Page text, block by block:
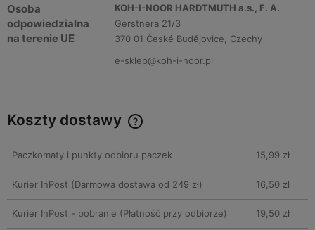
Osoba
odpowiedzialna
na terenie UE
KOH-I-NOOR HARDTMUTH a.s., F. A.
Gerstnera 21/3
370 01 České Budějovice, Czechy
e-sklep@koh-i-noor.pl
Koszty dostawy
Paczkomaty i punkty odbioru paczek
15,99 zł
Kurier InPost (Darmowa dostawa od 249 zł) 16,50 zł
Kurier InPost - pobranie (Płatność przy odbiorze) 19,50 zł